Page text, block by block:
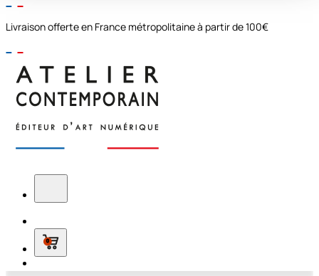
Livraison offerte en France métropolitaine à partir de 100€
0